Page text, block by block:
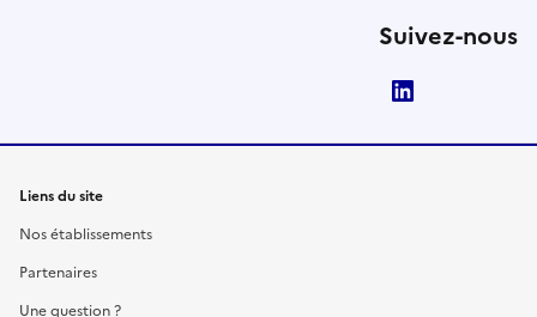
Suivez-nous
Liens du site
Nos établissements
Partenaires
Une question ?